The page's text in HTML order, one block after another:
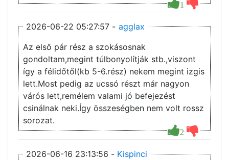
1
2026-06-22 05:27:57 - agglax
2
Az első pár rész a szokásosnak
gondoltam,megint túlbonyolítják stb.,viszont
így a félidőtől(kb 5-6.rész) nekem megint izgis
lett.Most pedig az ucssó részt már nagyon
várós lett,remélem valami jó befejezést
csinálnak neki.Így összeségben nem volt rossz
sorozat.
2026-06-16 23:13:56 - Kispinci